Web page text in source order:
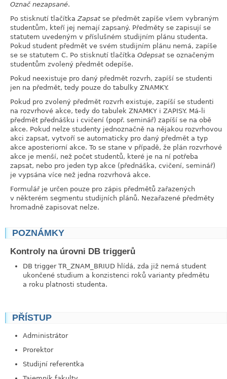
Označ nezapsané.
Po stisknutí tlačítkaZapsatse předmět zapíše všem vybraným
studentům, kteří jej nemají zapsaný. Předměty se zapisují se
statutem uvedeným v příslušném studijním plánu studenta.
Pokud student předmět ve svém studijním plánu nemá, zapíše
se se statutem C. Po stisknutí tlačítka Odepsatse označeným
studentům zvolený předmět odepíše.
Pokud neexistuje pro daný předmět rozvrh, zapíší se studenti
jen na předmět, tedy pouze do tabulky ZNAMKY.
Pokud pro zvolený předmět rozvrh existuje, zapíší se studenti
na rozvrhové akce, tedy do tabulek ZNAMKY i ZAPISY. Má-li
předmět přednášku i cvičení (popř. seminář) zapíší se na obě
akce. Pokud nelze studenty jednoznačně na nějakou rozvrhovou
akci zapsat, vytvoří se automaticky pro daný předmět a typ
akce aposteriorní akce. To se stane v případě, že plán rozvrhové
akce je menší, než počet studentů, které je na ní potřeba
zapsat, nebo pro jeden typ akce (přednáška, cvičení, seminář)
je vypsána více než jedna rozvrhová akce.
Formulář je určen pouze pro zápis předmětů zařazených
v některém segmentu studijních plánů. Nezařazené předměty
hromadně zapisovat nelze.
POZNÁMKY
Kontroly na úrovni DB triggerů
DB trigger TR_ZNAM_BRIUD hlídá, zda již nemá student
ukončené studium a konzistenci roků varianty předmětu
a roku platnosti studenta.
PŘÍSTUP
Administrátor
Prorektor
Studijní referentka